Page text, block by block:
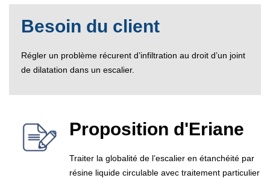
Besoin du client
Régler un problème récurent d’infiltration au droit d’un joint
de dilatation dans un escalier.
Proposition d'Eriane
Traiter la globalité de l’escalier en étanchéité par
résine liquide circulable avec traitement particulier